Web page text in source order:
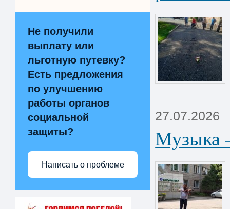
Не получили
выплату или
льготную путевку?
Есть предложения
по улучшению
работы органов
социальной
защиты?
Написать о проблеме
27.07.2026
Музыка